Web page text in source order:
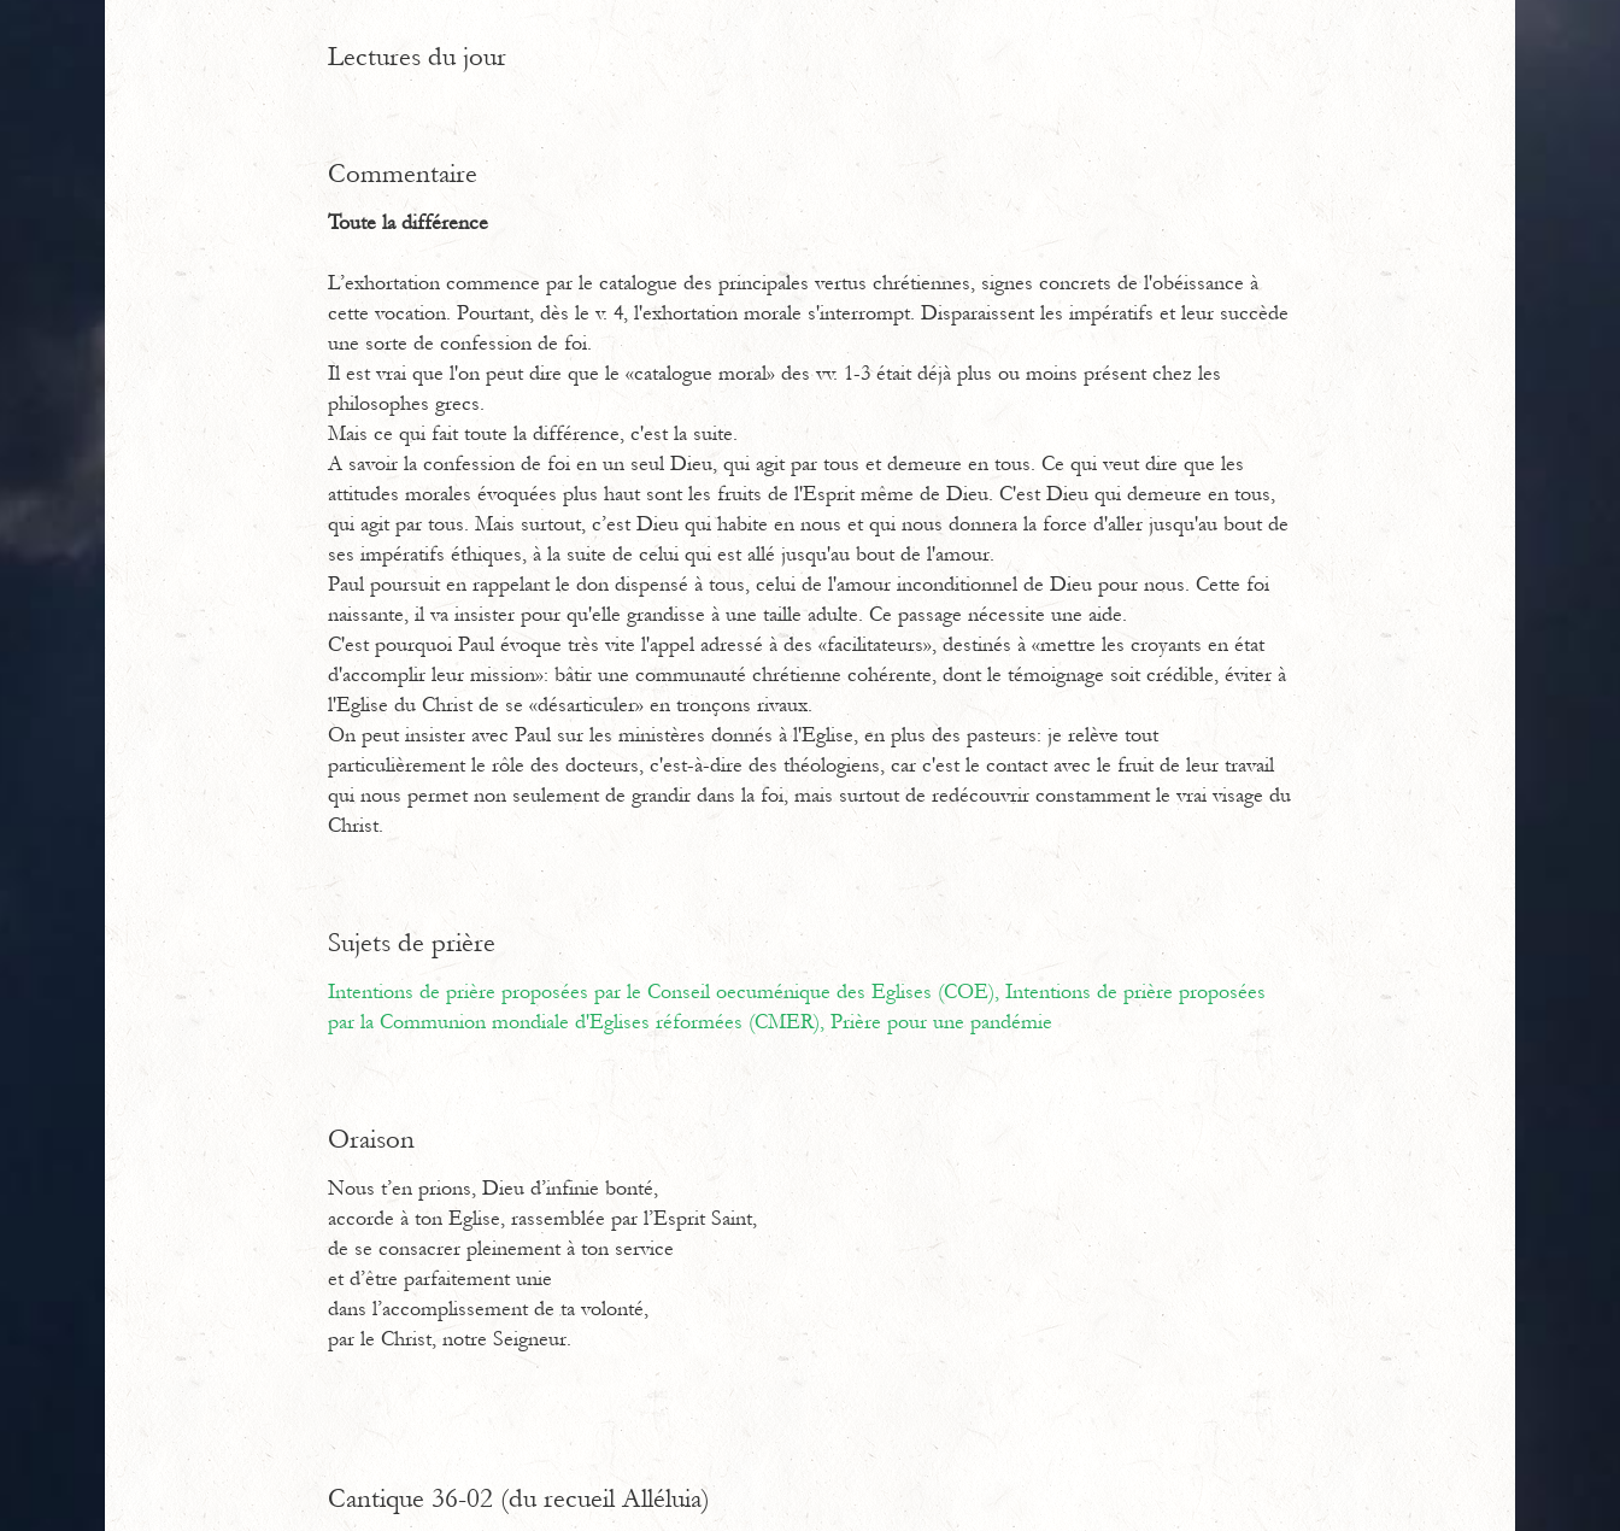
Lectures du jour
Commentaire
Toute la différence
L’exhortation commence par le catalogue des principales vertus chrétiennes, signes concrets de l'obéissance à
cette vocation. Pourtant, dès le v. 4, l'exhortation morale s'interrompt. Disparaissent les impératifs et leur succède
une sorte de confession de foi.
Il est vrai que l'on peut dire que le «catalogue moral» des vv. 1-3 était déjà plus ou moins présent chez les
philosophes grecs.
Mais ce qui fait toute la différence, c'est la suite.
A savoir la confession de foi en un seul Dieu, qui agit par tous et demeure en tous. Ce qui veut dire que les
attitudes morales évoquées plus haut sont les fruits de l'Esprit même de Dieu. C'est Dieu qui demeure en tous,
qui agit par tous. Mais surtout, c’est Dieu qui habite en nous et qui nous donnera la force d'aller jusqu'au bout de
ses impératifs éthiques, à la suite de celui qui est allé jusqu'au bout de l'amour.
Paul poursuit en rappelant le don dispensé à tous, celui de l'amour inconditionnel de Dieu pour nous. Cette foi
naissante, il va insister pour qu'elle grandisse à une taille adulte. Ce passage nécessite une aide.
C'est pourquoi Paul évoque très vite l'appel adressé à des «facilitateurs», destinés à «mettre les croyants en état
d'accomplir leur mission»: bâtir une communauté chrétienne cohérente, dont le témoignage soit crédible, éviter à
l'Eglise du Christ de se «désarticuler» en tronçons rivaux.
On peut insister avec Paul sur les ministères donnés à l'Eglise, en plus des pasteurs: je relève tout
particulièrement le rôle des docteurs, c'est-à-dire des théologiens, car c'est le contact avec le fruit de leur travail
qui nous permet non seulement de grandir dans la foi, mais surtout de redécouvrir constamment le vrai visage du
Christ.
Sujets de prière
Intentions de prière proposées par le Conseil oecuménique des Eglises (COE), Intentions de prière proposées
par la Communion mondiale d'Eglises réformées (CMER), Prière pour une pandémie
Oraison
Nous t’en prions, Dieu d’infinie bonté,
accorde à ton Eglise, rassemblée par l’Esprit Saint,
de se consacrer pleinement à ton service
et d’être parfaitement unie
dans l’accomplissement de ta volonté,
par le Christ, notre Seigneur.
Cantique 36-02 (du recueil Alléluia)